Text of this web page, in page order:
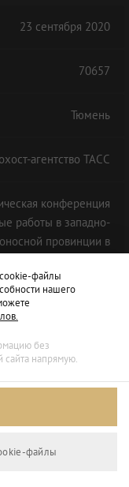
23 сентября 2020
70657
Тюмень
агентство ТАСС
конференция
работы в западно-
провинции в
файлы
нашего
без
сайта напрямую.
файлы